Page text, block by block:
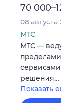
70
08 августа
МТС
МТС —
решения…
Показать